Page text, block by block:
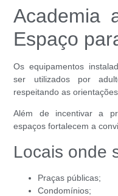
Academia
Espaço
Os equipamentos
ser utilizados por
respeitando as
Além de incentivar a
espaços fortalecem a
Locais onde
Praças públicas;
Condomínios;